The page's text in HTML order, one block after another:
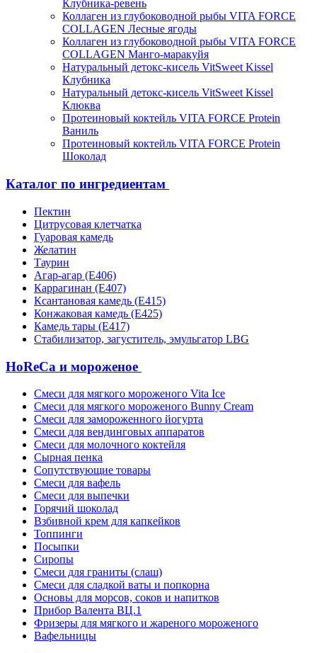
Клубника-ревень
Коллаген из глубоководной рыбы VITA FORCE
COLLAGEN Лесные ягоды
Коллаген из глубоководной рыбы VITA FORCE
COLLAGEN Манго-маракуйя
Натуральный детокс-кисель VitSweet Kissel
Клубника
Натуральный детокс-кисель VitSweet Kissel
Клюква
Протеиновый коктейль VITA FORCE Protein
Ваниль
Протеиновый коктейль VITA FORCE Protein
Шоколад
Каталог по ингредиентам
Пектин
Цитрусовая клетчатка
Гуаровая камедь
Желатин
Таурин
Агар-агар (Е406)
Каррагинан (Е407)
Ксантановая камедь (Е415)
Конжаковая камедь (Е425)
Камедь тары (Е417)
Стабилизатор, загуститель, эмульгатор LBG
HoReCa и мороженое
Смеси для мягкого мороженого Vita Ice
Смеси для мягкого мороженого Bunny Cream
Смеси для замороженного йогурта
Смеси для вендинговых аппаратов
Смеси для молочного коктейля
Сырная пенка
Сопутствующие товары
Смеси для вафель
Смеси для выпечки
Горячий шоколад
Взбивной крем для капкейков
Топпинги
Посыпки
Сиропы
Смеси для граниты (слаш)
Смеси для сладкой ваты и попкорна
Основы для морсов, соков и напитков
Прибор Валента ВЦ.1
Фризеры для мягкого и жареного мороженого
Вафельницы